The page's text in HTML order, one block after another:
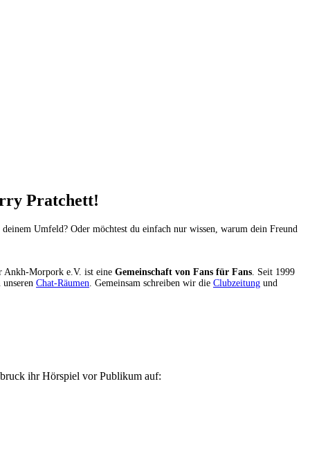
Pratchett!
Umfeld? Oder möchtest du einfach nur wissen, warum dein Freund
Ankh-Morpork e.V. ist eine Gemeinschaft von Fans für Fans . Seit 1999
Chat-Räumen . Gemeinsam schreiben wir die Clubzeitung und
ihr Hörspiel vor Publikum auf: